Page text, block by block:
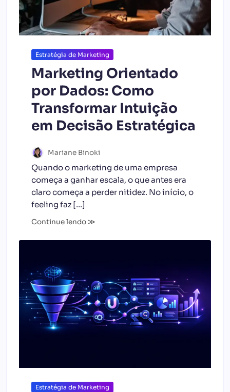
Estratégia de Marketing
Marketing Orientado
por Dados: Como
Transformar Intuição
em Decisão Estratégica
Mariane Binoki
Quando o marketing de uma empresa
começa a ganhar escala, o que antes era
claro começa a perder nitidez. No início, o
feeling faz […]
Continue lendo ≫
Estratégia de Marketing